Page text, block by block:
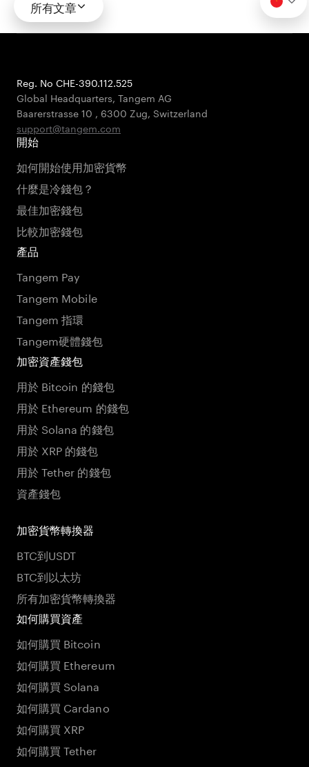
所有文章
Reg. No CHE-390.112.525
Global Headquarters, Tangem AG
Baarerstrasse 10 , 6300 Zug, Switzerland
support@tangem.com
開始
如何開始使用加密貨幣
什麼是冷錢包？
最佳加密錢包
比較加密錢包
產品
Tangem Pay
Tangem Mobile
Tangem 指環
Tangem硬體錢包
加密資產錢包
用於 Bitcoin 的錢包
用於 Ethereum 的錢包
用於 Solana 的錢包
用於 XRP 的錢包
用於 Tether 的錢包
資產錢包
加密貨幣轉換器
BTC到USDT
BTC到以太坊
所有加密貨幣轉換器
如何購買資產
如何購買 Bitcoin
如何購買 Ethereum
如何購買 Solana
如何購買 Cardano
如何購買 XRP
如何購買 Tether